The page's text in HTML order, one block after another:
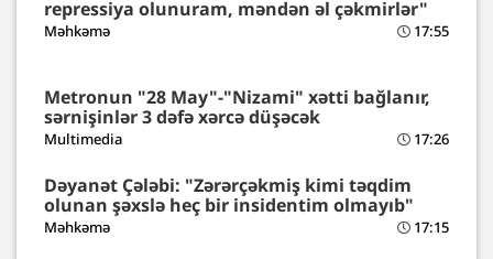
repressiya olunuram, məndən əl çəkmirlər"
Məhkəmə 17:55
Metronun "28 May"-"Nizami" xətti bağlanır,
sərnişinlər 3 dəfə xərcə düşəcək
Multimedia 17:26
Dəyanət Çələbi: "Zərərçəkmiş kimi təqdim
olunan şəxslə heç bir insidentim olmayıb"
Məhkəmə 17:15